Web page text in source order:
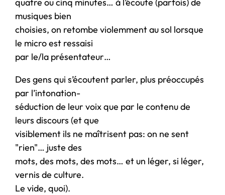
musiques bien
choisies, on retombe violemment au sol lorsque
le micro est ressaisi
par le/la présentateur…
Des gens qui s’écoutent parler, plus préoccupés
par l’intonation-
séduction de leur voix que par le contenu de
leurs discours (et que
visiblement ils ne maîtrisent pas: on ne sent
"rien"… juste des
mots, des mots, des mots… et un léger, si léger,
vernis de culture.
Le vide, quoi).